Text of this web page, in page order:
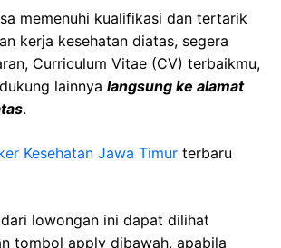
memenuhi kualifikasi dan tertarik
kerja kesehatan diatas, segera
Curriculum Vitae (CV) terbaikmu,
lainnya langsung ke alamat
.
Kesehatan Jawa Timur terbaru
lowongan ini dapat dilihat
tombol apply dibawah, apabila